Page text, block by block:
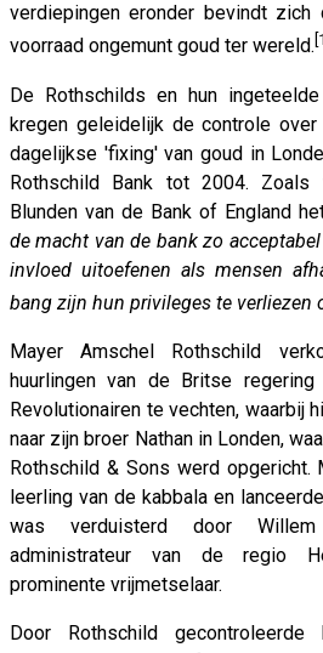
verdiepingen eronder bevindt
voorraad ongemunt goud ter wereld.
De Rothschilds en hun
kregen geleidelijk de controle
dagelijkse 'fixing' van goud in
Rothschild Bank tot 2004. Zoals
Blunden van de Bank of England
de macht van de bank zo
invloed uitoefenen als mensen
bang zijn hun privileges te verliezen
Mayer Amschel Rothschild
huurlingen van de Britse
Revolutionairen te vechten, waarbij
naar zijn broer Nathan in Londen,
Rothschild & Sons werd opgericht.
leerling van de kabbala en
was verduisterd door
administrateur van de regio
prominente vrijmetselaar.
Door Rothschild gecontroleerde